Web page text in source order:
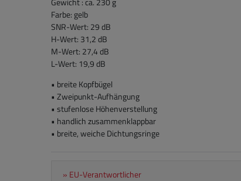
Farbe: gelb
SNR-Wert: 29 dB
H-Wert: 31,2 dB
M-Wert: 27,4 dB
L-Wert: 19,9 dB
• breite Kopfbügel
• Zweipunkt-Aufhängung
• stufenlose Höhenverstellung
• handlich zusammenklappbar
• breite, weiche Dichtungsringe
» EU-Verantwortlicher